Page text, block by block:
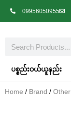
09956050955
ပစ္စည်းဝယ်ယူနည်း
Home / Brand / Other